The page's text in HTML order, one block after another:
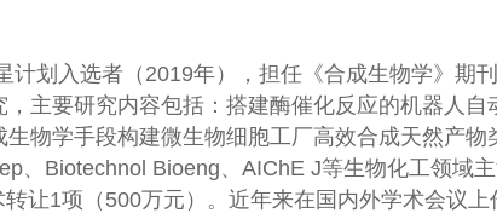
划入选者（2019年），担任《合成生物学》期
主要研究内容包括：搭建酶催化反应的机器人自
物学手段构建微生物细胞工厂高效合成天然产物
、Biotechnol Bioeng、AIChE J等生物化工领域
让1项（500万元）。近年来在国内外学术会议上